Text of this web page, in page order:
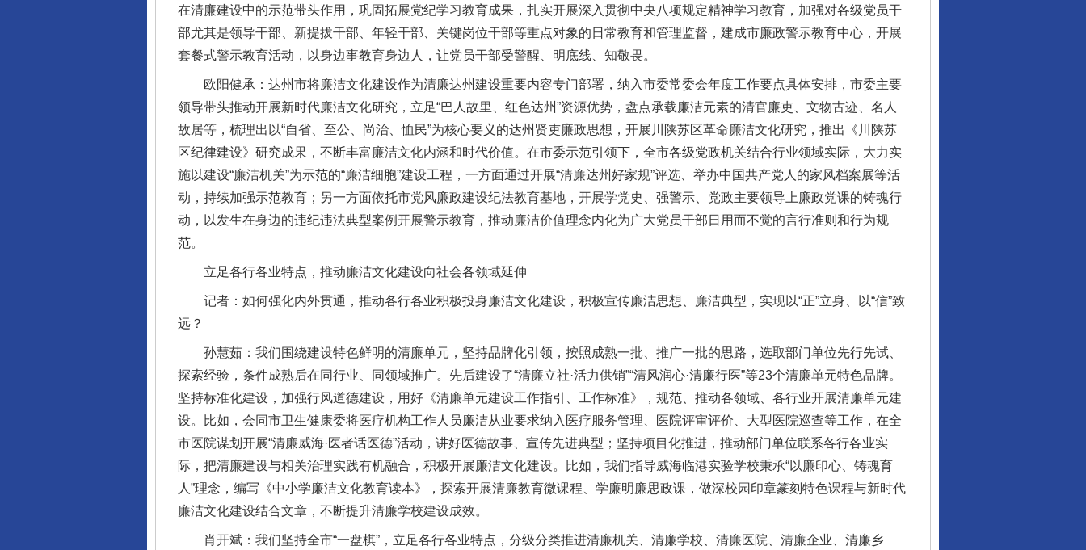
在清廉建设中的示范带头作用，巩固拓展党纪学习教育成果，扎实开展深入贯彻中央八项规定精神学习教育，加强对各级党员干
部尤其是领导干部、新提拔干部、年轻干部、关键岗位干部等重点对象的日常教育和管理监督，建成市廉政警示教育中心，开展
套餐式警示教育活动，以身边事教育身边人，让党员干部受警醒、明底线、知敬畏。
欧阳健承：达州市将廉洁文化建设作为清廉达州建设重要内容专门部署，纳入市委常委会年度工作要点具体安排，市委主要
领导带头推动开展新时代廉洁文化研究，立足“巴人故里、红色达州”资源优势，盘点承载廉洁元素的清官廉吏、文物古迹、名人
故居等，梳理出以“自省、至公、尚治、恤民”为核心要义的达州贤吏廉政思想，开展川陕苏区革命廉洁文化研究，推出《川陕苏
区纪律建设》研究成果，不断丰富廉洁文化内涵和时代价值。在市委示范引领下，全市各级党政机关结合行业领域实际，大力实
施以建设“廉洁机关”为示范的“廉洁细胞”建设工程，一方面通过开展“清廉达州好家规”评选、举办中国共产党人的家风档案展等活
动，持续加强示范教育；另一方面依托市党风廉政建设纪法教育基地，开展学党史、强警示、党政主要领导上廉政党课的铸魂行
动，以发生在身边的违纪违法典型案例开展警示教育，推动廉洁价值理念内化为广大党员干部日用而不觉的言行准则和行为规
范。
立足各行各业特点，推动廉洁文化建设向社会各领域延伸
记者：如何强化内外贯通，推动各行各业积极投身廉洁文化建设，积极宣传廉洁思想、廉洁典型，实现以“正”立身、以“信”致
远？
孙慧茹：我们围绕建设特色鲜明的清廉单元，坚持品牌化引领，按照成熟一批、推广一批的思路，选取部门单位先行先试、
探索经验，条件成熟后在同行业、同领域推广。先后建设了“清廉立社·活力供销”“清风润心·清廉行医”等23个清廉单元特色品牌。
坚持标准化建设，加强行风道德建设，用好《清廉单元建设工作指引、工作标准》，规范、推动各领域、各行业开展清廉单元建
设。比如，会同市卫生健康委将医疗机构工作人员廉洁从业要求纳入医疗服务管理、医院评审评价、大型医院巡查等工作，在全
市医院谋划开展“清廉威海·医者话医德”活动，讲好医德故事、宣传先进典型；坚持项目化推进，推动部门单位联系各行各业实
际，把清廉建设与相关治理实践有机融合，积极开展廉洁文化建设。比如，我们指导威海临港实验学校秉承“以廉印心、铸魂育
人”理念，编写《中小学廉洁文化教育读本》，探索开展清廉教育微课程、学廉明廉思政课，做深校园印章篆刻特色课程与新时代
廉洁文化建设结合文章，不断提升清廉学校建设成效。
肖开斌：我们坚持全市“一盘棋”，立足各行各业特点，分级分类推进清廉机关、清廉学校、清廉医院、清廉企业、清廉乡
完善运行机制助力责任有效落实 一纸欠条伤亲情 巡回调解促和解.. 行业协会接连发公告